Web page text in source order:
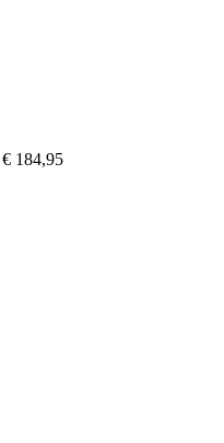
€ 184,95